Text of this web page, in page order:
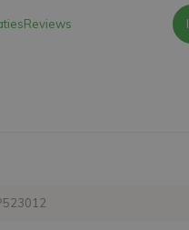
Reviews